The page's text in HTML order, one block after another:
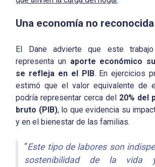
Una economía no reconocida
El Dane advierte que este trabajo
representa un aporte económico
se refleja en el PIB. En ejercicios
estimó que el valor equivalente de
podría representar cerca del 20% del
bruto (PIB), lo que evidencia su
y en el bienestar de las familias.
“Este tipo de labores son
sostenibilidad de la vida